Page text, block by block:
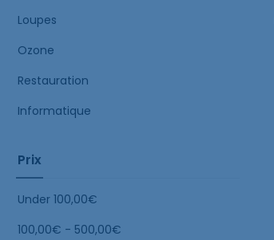
Loupes
Ozone
Restauration
Informatique
Prix
Under 100,00€
100,00€ - 500,00€